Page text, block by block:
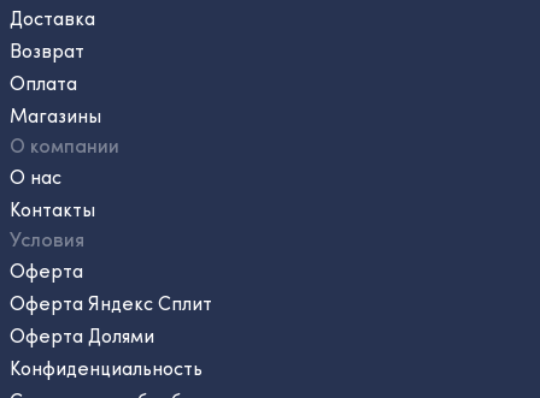
Доставка
Возврат
Оплата
Магазины
О компании
О нас
Контакты
Условия
Оферта
Оферта Яндекс Сплит
Оферта Долями
Конфиденциальность